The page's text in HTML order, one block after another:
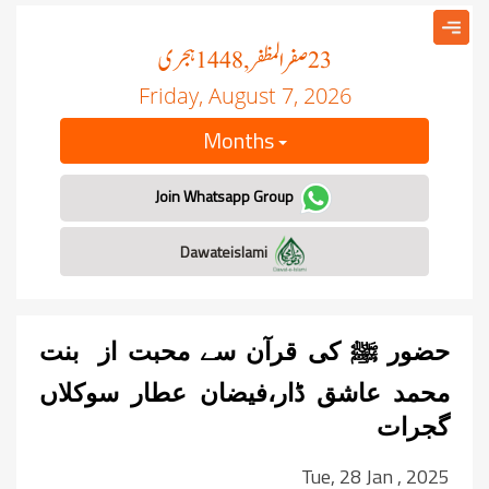
23صفر المظفر, 1448 ہجری
Friday, August 7, 2026
Months
Join Whatsapp Group
حضور ﷺ کی قرآن سے محبت از بنت
محمد عاشق ڈار،فیضان عطار سوکلاں
گجرات
Tue, 28 Jan , 2025